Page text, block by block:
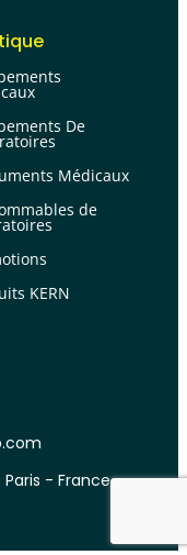
De
Médicaux
de
KERN
Paris - France